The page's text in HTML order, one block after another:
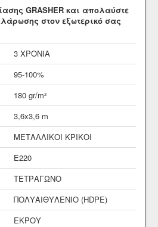
GRASHER και απολαύστε
στον εξωτερικό σας
3 ΧΡΟΝΙΑ
95-100%
180 gr/m²
3,6x3,6 m
ΜΕΤΑΛΛΙΚΟΙ ΚΡΙΚΟΙ
Ε220
ΤΕΤΡΑΓΩΝΟ
ΠΟΛΥΑΙΘΥΛΕΝΙΟ (HDPE)
ΕΚΡΟΥ